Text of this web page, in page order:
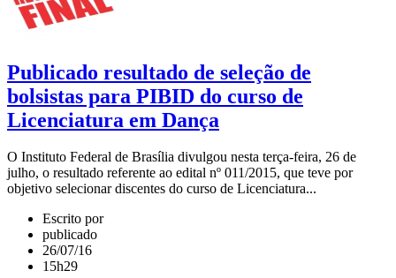
Publicado resultado de seleção de
bolsistas para PIBID do curso de
Licenciatura em Dança
O Instituto Federal de Brasília divulgou nesta terça-feira, 26 de
julho, o resultado referente ao edital nº 011/2015, que teve por
objetivo selecionar discentes do curso de Licenciatura...
Escrito por
publicado
26/07/16
15h29